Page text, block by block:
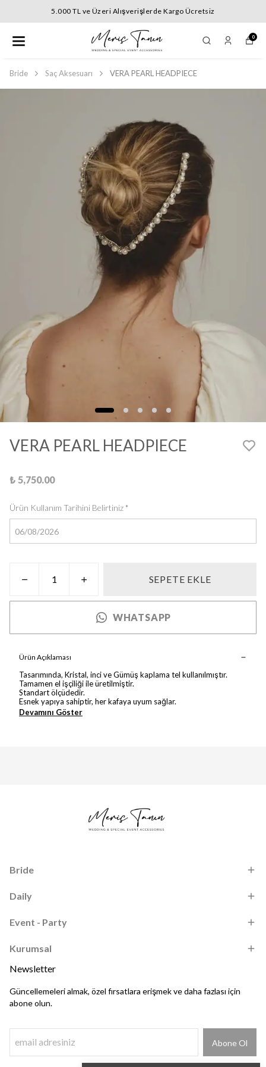
5.000 TL ve Üzeri Alışverişlerde Kargo Ücretsiz
0
Bride Saç Aksesuarı VERA PEARL HEADPIECE
VERA PEARL HEADPIECE
₺ 5,750.00
Ürün Kullanım Tarihini Belirtiniz*
SEPETE EKLE
WHATSAPP
Ürün Açıklaması
Tasarımında, Kristal, inci ve Gümüş kaplama tel kullanılmıştır.
Tamamen el işçiliği ile üretilmiştir.
Standart ölçüdedir.
Esnek yapıya sahiptir, her kafaya uyum sağlar.
Devamını Göster
Bride
Daily
Event - Party
Kurumsal
Newsletter
Güncellemeleri almak, özel fırsatlara erişmek ve daha fazlası için
abone olun.
Abone Ol